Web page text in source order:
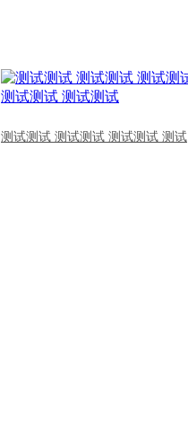
测试测试 测试测试 测试测试 测试